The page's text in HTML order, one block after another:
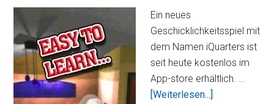
Ein neues
Geschicklichkeitsspiel mit
dem Namen iQuarters ist
seit heute kostenlos im
App-store erhältlich. …
[Weiterlesen...]